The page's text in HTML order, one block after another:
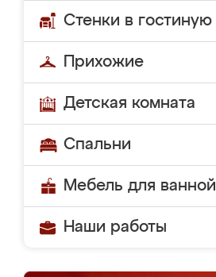
Стенки в гостиную
Прихожие
Детская комната
Спальни
Мебель для ванной
Наши работы